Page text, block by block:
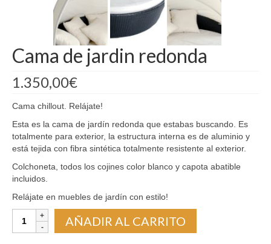
Barcelona
Cama de jardin redonda
1.350,00€
Cama chillout. Relájate!
Esta es la cama de jardín redonda que estabas buscando. Es
totalmente para exterior, la estructura interna es de aluminio y
está tejida con fibra sintética totalmente resistente al exterior.
Colchoneta, todos los cojines color blanco y capota abatible
incluidos.
Relájate en muebles de jardín con estilo!
AÑADIR AL CARRITO